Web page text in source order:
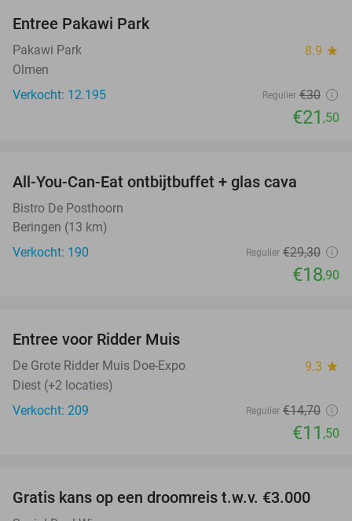
Entree Pakawi Park
Pakawi Park 8.9 star
Olmen
Verkocht: 12.195
Regulier €30
€21 ,50
All-You-Can-Eat ontbijtbuffet + glas cava
Bistro De Posthoorn
Beringen (13 km)
Verkocht: 190
Regulier €29,30
€18,90
TODAY
Entree voor Ridder Muis
De Grote Ridder Muis Doe-Expo 9.3 star
Diest (+2 locaties)
Verkocht: 209
Regulier €14,70
€11 ,50
Gratis kans op een droomreis t.w.v. €3.000